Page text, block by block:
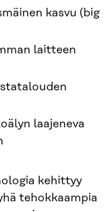
kasvu (big
laitteen
laajeneva
kehittyy
tehokkaampia